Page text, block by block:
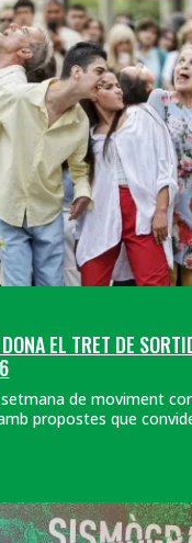
EL TRET DE
de moviment
propostes que